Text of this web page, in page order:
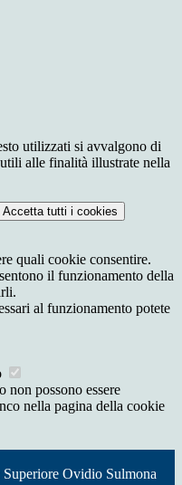
utilizzati si avvalgono di
alle finalità illustrate nella
Accetta tutti i cookies
quali cookie consentire.
il funzionamento della
al funzionamento potete
non possono essere
nella pagina della cookie
Ovidio Sulmona